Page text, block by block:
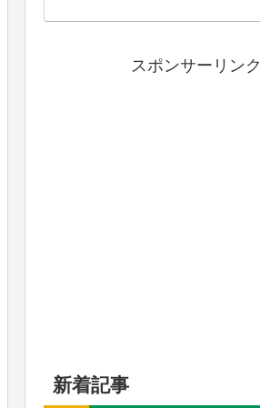
スポンサーリンク
新着記事